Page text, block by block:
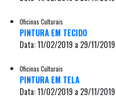
Oficinas Culturais
PINTURA EM TECIDO
Data: 11/02/2019 a 29/11/2019
Oficinas Culturais
PINTURA EM TELA
Data: 11/02/2019 a 29/11/2019